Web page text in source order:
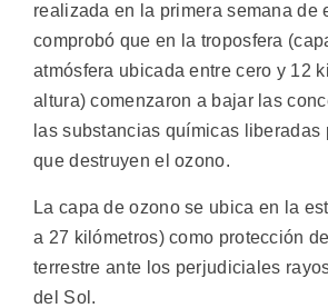
realizada en la primera semana de
comprobó que en la troposfera
atmósfera ubicada entre cero y 12
altura) comenzaron a bajar las
las substancias químicas liberadas
que destruyen el ozono.
La capa de ozono se ubica en la
a 27 kilómetros) como protección
terrestre ante los perjudiciales
del Sol.